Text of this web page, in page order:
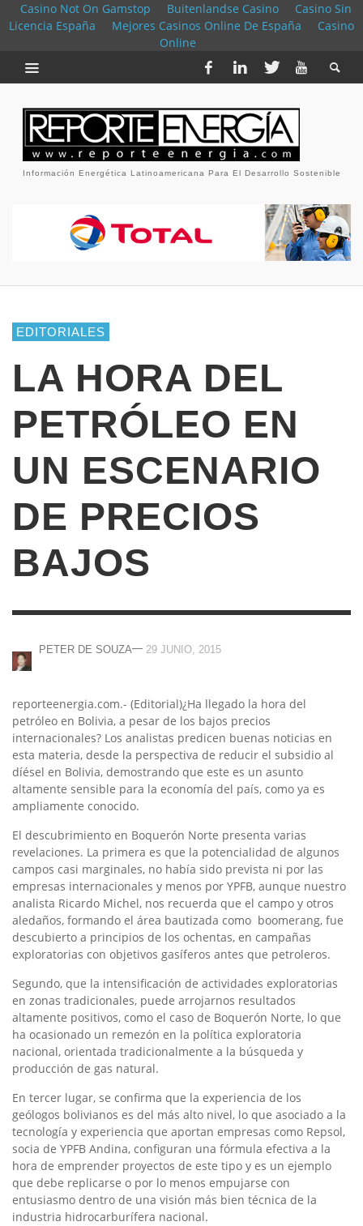
Casino Not On Gamstop Buitenlandse Casino
Casino Sin
Licencia España
Mejores Casinos Online De España
Casino
Online
Información Energética Latinoamericana Para El Desarrollo Sostenible
EDITORIALES
LA HORA DEL
PETRÓLEO EN
UN ESCENARIO
DE PRECIOS
BAJOS
PETER DE SOUZA— 29 JUNIO, 2015
reporteenergia.com.- (Editorial)¿Ha llegado la hora del
petróleo en Bolivia, a pesar de los bajos precios
internacionales? Los analistas predicen buenas noticias en
esta materia, desde la perspectiva de reducir el subsidio al
díésel en Bolivia, demostrando que este es un asunto
altamente sensible para la economía del país, como ya es
ampliamente conocido.
El descubrimiento en Boquerón Norte presenta varias
revelaciones. La primera es que la potencialidad de algunos
campos casi marginales, no había sido prevista ni por las
empresas internacionales y menos por YPFB, aunque nuestro
analista Ricardo Michel, nos recuerda que el campo y otros
aledaños, formando el área bautizada como boomerang, fue
descubierto a principios de los ochentas, en campañas
exploratorias con objetivos gasíferos antes que petroleros.
Segundo, que la intensificación de actividades exploratorias
en zonas tradicionales, puede arrojarnos resultados
altamente positivos, como el caso de Boquerón Norte, lo que
ha ocasionado un remezón en la política exploratoria
nacional, orientada tradicionalmente a la búsqueda y
producción de gas natural.
En tercer lugar, se confirma que la experiencia de los
geólogos bolivianos es del más alto nivel, lo que asociado a la
tecnología y experiencia que aportan empresas como Repsol,
socia de YPFB Andina, configuran una fórmula efectiva a la
hora de emprender proyectos de este tipo y es un ejemplo
que debe replicarse o por lo menos empujarse con
entusiasmo dentro de una visión más bien técnica de la
industria hidrocarburífera nacional.